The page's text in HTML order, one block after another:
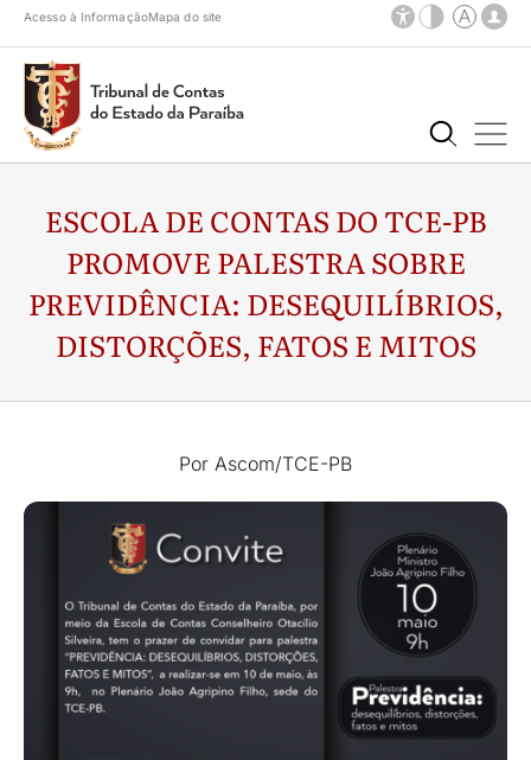
Acesso à InformaçãoMapa do site
ESCOLA DE CONTAS DO TCE-PB
PROMOVE PALESTRA SOBRE
PREVIDÊNCIA: DESEQUILÍBRIOS,
DISTORÇÕES, FATOS E MITOS
Por Ascom/TCE-PB